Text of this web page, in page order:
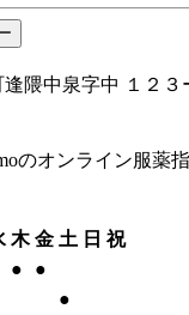
隈中泉字中 １２３
のオンライン服薬
木 金 土 日 祝
●
●
●